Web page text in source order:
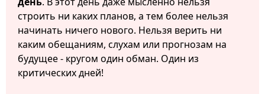
строить ни каких планов, а тем более нельзя
начинать ничего нового. Нельзя верить ни
каким обещаниям, слухам или прогнозам на
будущее - кругом один обман. Один из
критических дней!